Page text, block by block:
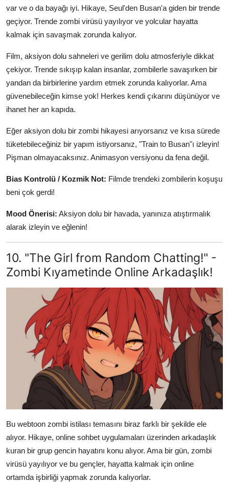
var ve o da bayağı iyi. Hikaye, Seul'den Busan'a giden bir trende
geçiyor. Trende zombi virüsü yayılıyor ve yolcular hayatta
kalmak için savaşmak zorunda kalıyor.
Film, aksiyon dolu sahneleri ve gerilim dolu atmosferiyle dikkat
çekiyor. Trende sıkışıp kalan insanlar, zombilerle savaşırken bir
yandan da birbirlerine yardım etmek zorunda kalıyorlar. Ama
güvenebileceğin kimse yok! Herkes kendi çıkarını düşünüyor ve
ihanet her an kapıda.
Eğer aksiyon dolu bir zombi hikayesi arıyorsanız ve kısa sürede
tüketebileceğiniz bir yapım istiyorsanız, "Train to Busan"ı izleyin!
Pişman olmayacaksınız. Animasyon versiyonu da fena değil.
Bias Kontrolü / Kozmik Not: Filmde trendeki zombilerin koşuşu
beni çok gerdi!
Mood Önerisi: Aksiyon dolu bir havada, yanınıza atıştırmalık
alarak izleyin ve eğlenin!
10. "The Girl from Random Chatting!" -
Zombi Kıyametinde Online Arkadaşlık!
Bu webtoon zombi istilası temasını biraz farklı bir şekilde ele
alıyor. Hikaye, online sohbet uygulamaları üzerinden arkadaşlık
kuran bir grup gencin hayatını konu alıyor. Ama bir gün, zombi
virüsü yayılıyor ve bu gençler, hayatta kalmak için online
ortamda işbirliği yapmak zorunda kalıyorlar.